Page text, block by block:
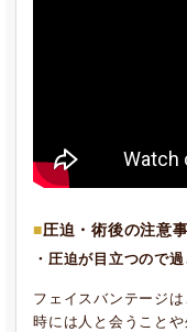
圧迫・術後の注意
・圧迫が目立つので
フェイスバンテージ
時には人と会うこと